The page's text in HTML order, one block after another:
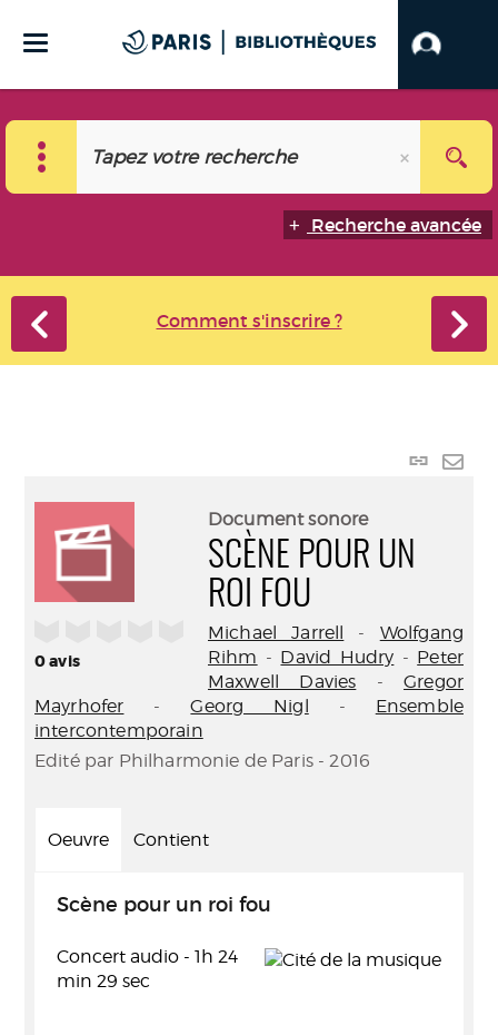
Recherche avancée
Comment s'inscrire ?
Lien
0avis
Document sonore
SCÈNE POUR UN
ROI FOU
Michael Jarrell - Wolfgang
Rihm - David Hudry - Peter
Maxwell Davies -Gregor
Mayrhofer -Georg Nigl - Ensemble
intercontemporain
Edité par Philharmonie de Paris - 2016
Oeuvre Contient
Scène pour un roi fou
Concert audio - 1h 24
min 29 sec